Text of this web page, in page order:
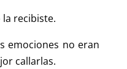
la recibiste.
emociones no eran
callarlas.